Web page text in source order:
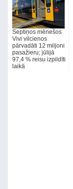
Septiņos mēnešos
Vivi vilcienos
pārvadāti 12 miljoni
pasažieru; jūlijā
97,4 % reisu izpildīti
laikā